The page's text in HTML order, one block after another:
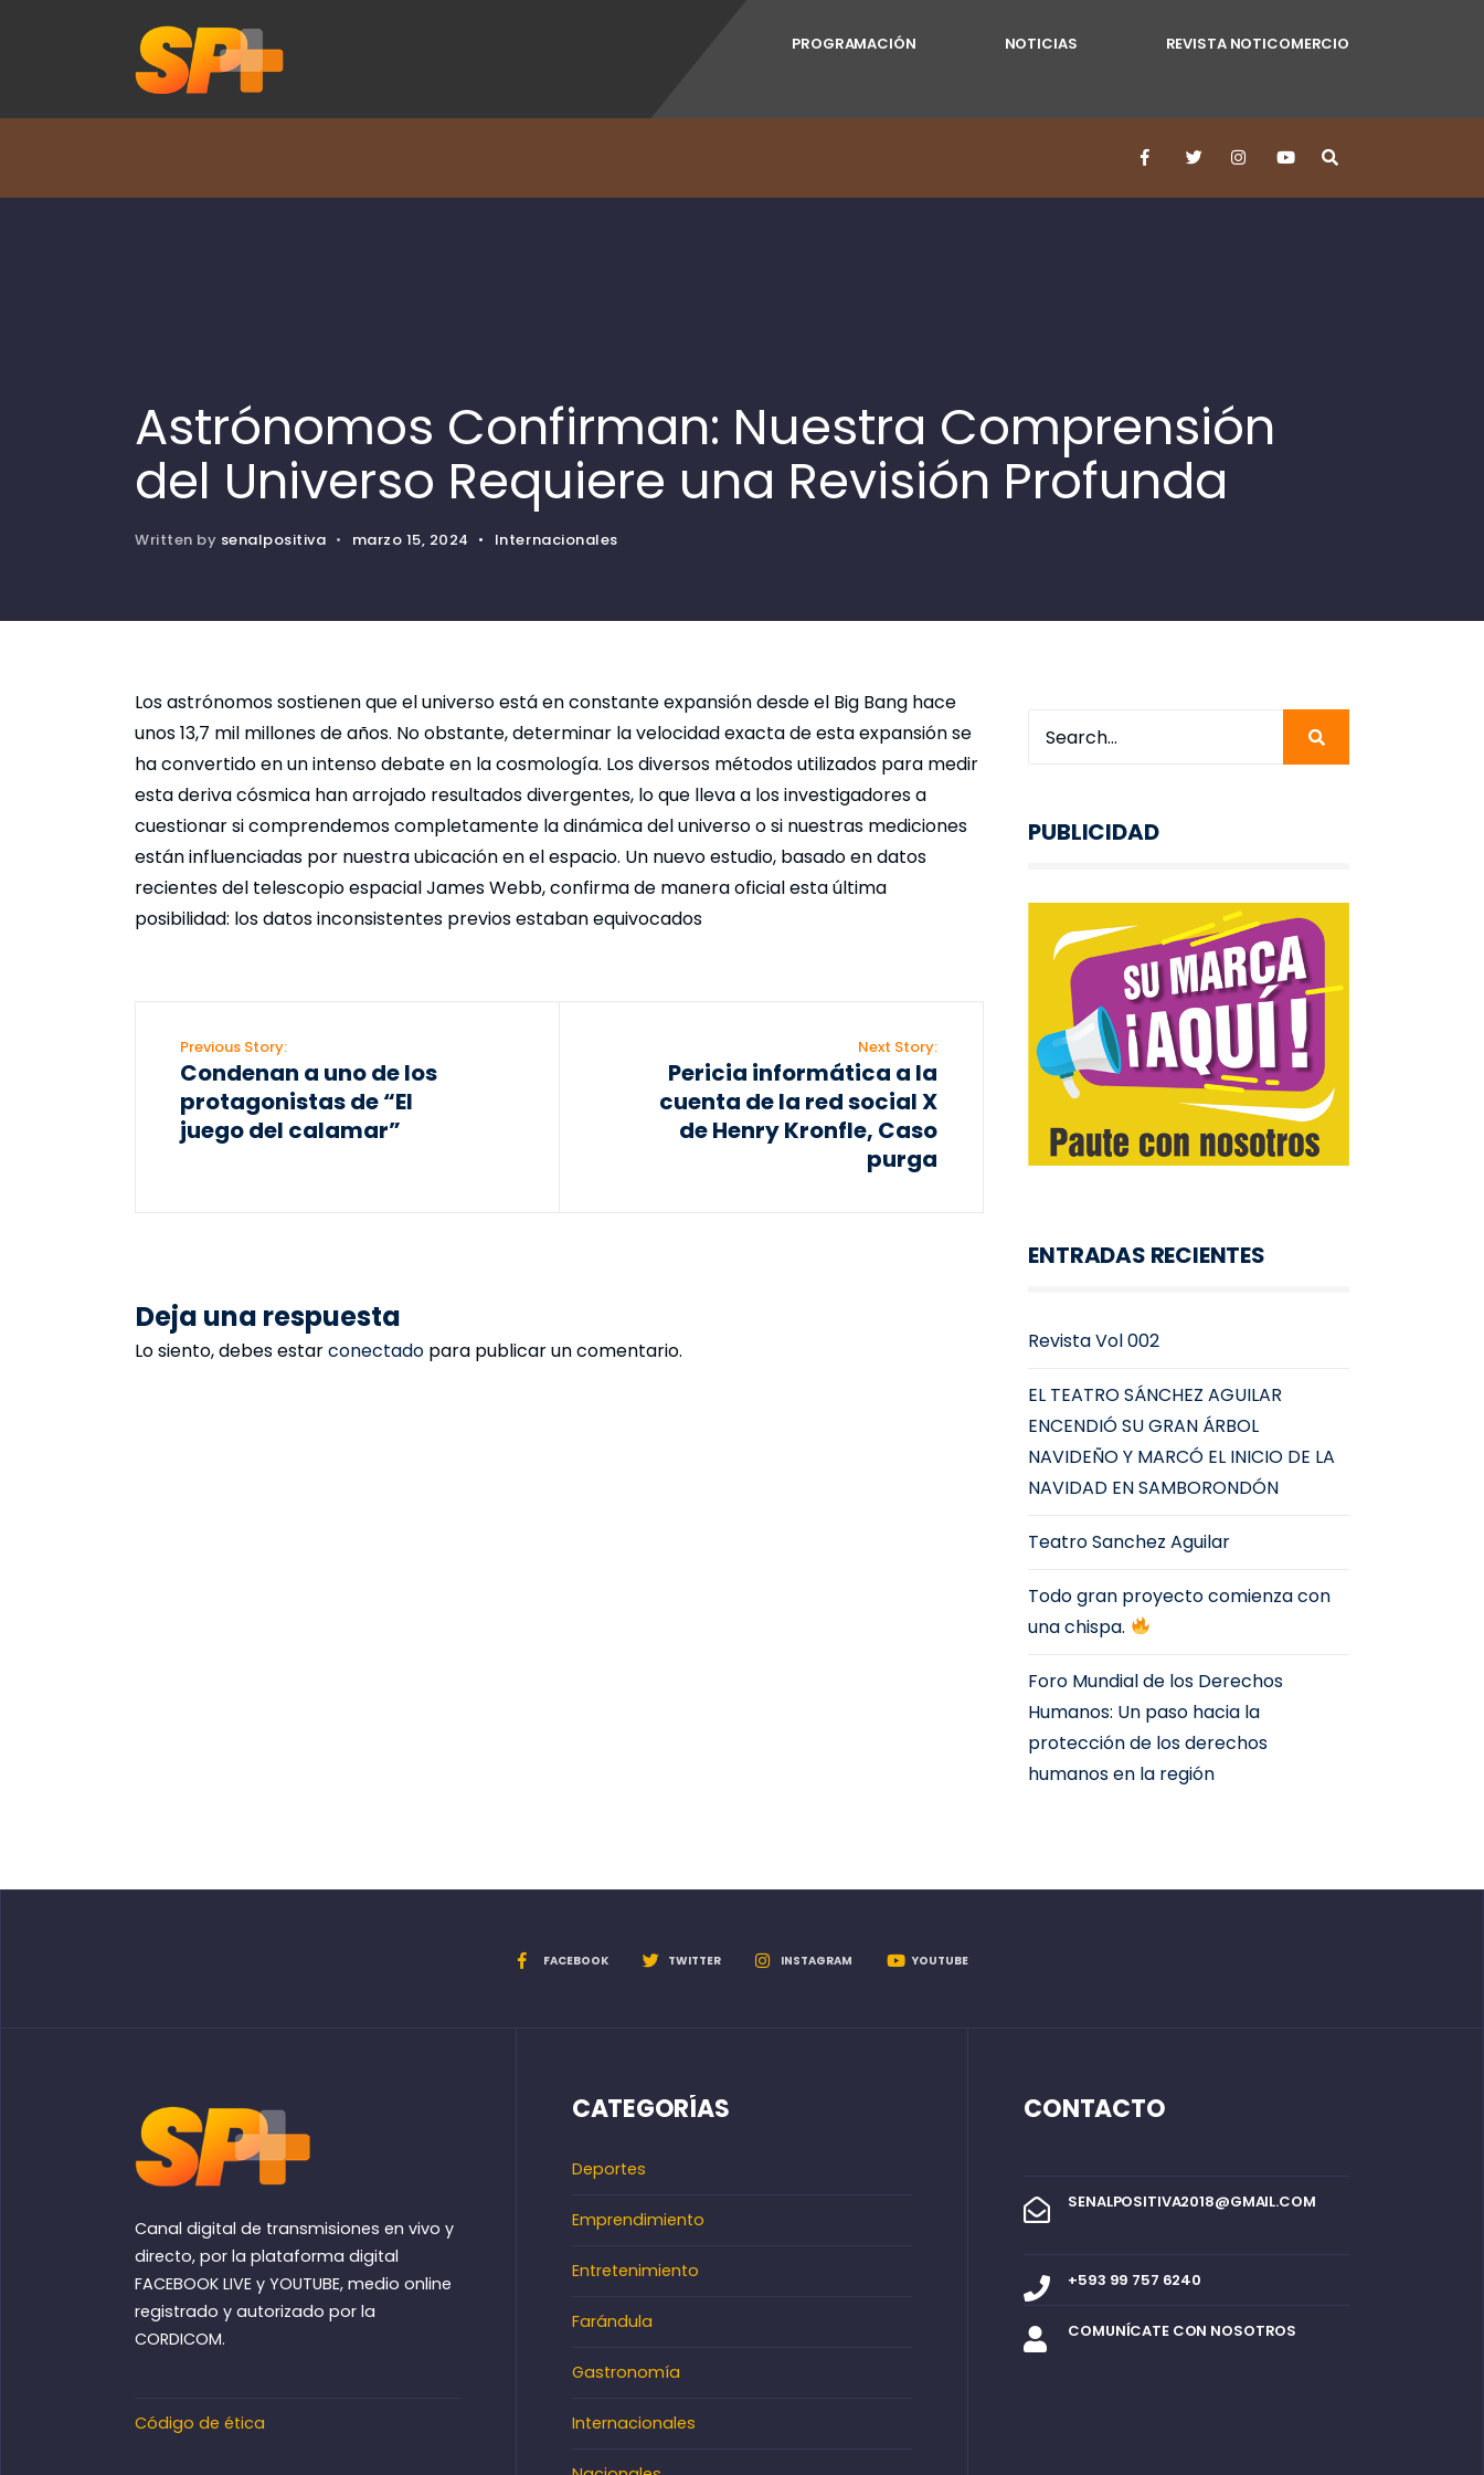
PROGRAMACIÓN NOTICIAS REVISTA NOTICOMERCIO
Astrónomos Confirman: Nuestra Comprensión
del Universo Requiere una Revisión Profunda
Written by senalpositiva • marzo 15, 2024 • Internacionales
Los astrónomos sostienen que el universo está en constante expansión desde el Big Bang hace
unos 13,7 mil millones de años. No obstante, determinar la velocidad exacta de esta expansión se
ha convertido en un intenso debate en la cosmología. Los diversos métodos utilizados para medir
esta deriva cósmica han arrojado resultados divergentes, lo que lleva a los investigadores a
cuestionar si comprendemos completamente la dinámica del universo o si nuestras mediciones
están influenciadas por nuestra ubicación en el espacio. Un nuevo estudio, basado en datos
recientes del telescopio espacial James Webb, confirma de manera oficial esta última
posibilidad: los datos inconsistentes previos estaban equivocados
Previous Story:
Condenan a uno de los
protagonistas de “El
juego del calamar”
Next Story:
Pericia informática a la
cuenta de la red social X
de Henry Kronfle, Caso
purga
Deja una respuesta
Lo siento, debes estarconectado para publicar un comentario.
PUBLICIDAD
ENTRADAS RECIENTES
Revista Vol 002
EL TEATRO SÁNCHEZ AGUILAR
ENCENDIÓ SU GRAN ÁRBOL
NAVIDEÑO Y MARCÓ EL INICIO DE LA
NAVIDAD EN SAMBORONDÓN
Teatro Sanchez Aguilar
Todo gran proyecto comienza con
una chispa.
Foro Mundial de los Derechos
Humanos: Un paso hacia la
protección de los derechos
humanos en la región
FACEBOOK TWITTER INSTAGRAM YOUTUBE
Canal digital de transmisiones en vivo y
directo, por la plataforma digital
FACEBOOK LIVE y YOUTUBE, medio online
registrado y autorizado por la
CORDICOM.
Código de ética
CATEGORÍAS
Deportes
Emprendimiento
Entretenimiento
Farándula
Gastronomía
Internacionales
CONTACTO
SENALPOSITIVA2018@GMAIL.COM
+593 99 757 6240
COMUNÍCATE CON NOSOTROS